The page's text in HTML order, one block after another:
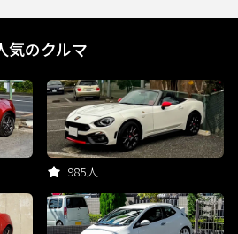
気のクルマ
985人